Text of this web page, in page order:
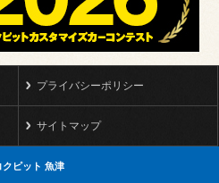
プライバシーポリシー
サイトマップ
クピット 魚津